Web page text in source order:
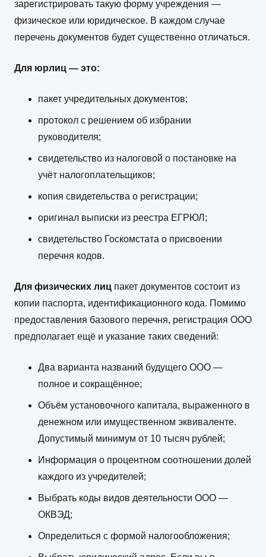
зарегистрировать такую форму учреждения —
физическое или юридическое. В каждом случае
перечень документов будет существенно отличаться.
Для юрлиц — это:
пакет учредительных документов;
протокол с решением об избрании
руководителя;
свидетельство из налоговой о постановке на
учёт налогоплательщиков;
копия свидетельства о регистрации;
оригинал выписки из реестра ЕГРЮЛ;
свидетельство Госкомстата о присвоении
перечня кодов.
Для физических лиц пакет документов состоит из
копии паспорта, идентификационного кода. Помимо
предоставления базового перечня, регистрация ООО
предполагает ещё и указание таких сведений:
Два варианта названий будущего ООО —
полное и сокращённое;
Объём установочного капитала, выраженного в
денежном или имущественном эквиваленте.
Допустимый минимум от 10 тысяч рублей;
Информация о процентном соотношении долей
каждого из учредителей;
Выбрать коды видов деятельности ООО —
ОКВЭД;
Определиться с формой налогообложения;